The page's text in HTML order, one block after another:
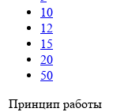
10
12
15
20
50
Принцип работы